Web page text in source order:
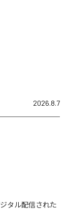
2026.8.7
タル配信された